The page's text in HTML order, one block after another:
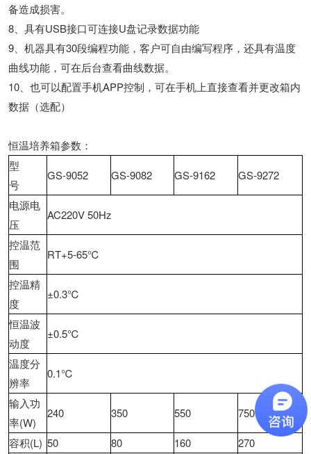
备造成损害。
8、具有USB接口可连接U盘记录数据功能
9、机器具有30段编程功能，客户可自由编写程序，还具有温度
曲线功能，可在后台查看曲线数据。
10、也可以配置手机APP控制，可在手机上直接查看并更改箱内
数据（选配）
恒温培养箱参数：
型
号
GS-9052 GS-9082 GS-9162 GS-9272
电源电
压
AC220V 50Hz
控温范
围
RT+5-65℃
控温精
度
±0.3℃
恒温波
动度
±0.5℃
温度分
辨率
0.1℃
输入功
率(W)
240 350 550 750
容积(L) 50 80 160
270